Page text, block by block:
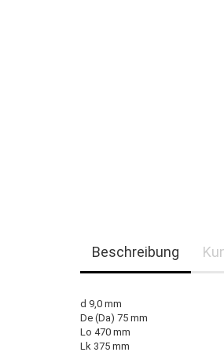
Beschreibung
d 9,0 mm
De (Da) 75 mm
Lo 470 mm
Lk 375 mm